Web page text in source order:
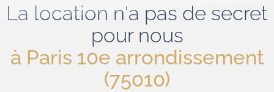
La location n'a pas de secret
pour nous
à Paris 10e arrondissement
(75010)